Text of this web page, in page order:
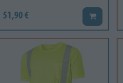
51,90 € Lisää koriin